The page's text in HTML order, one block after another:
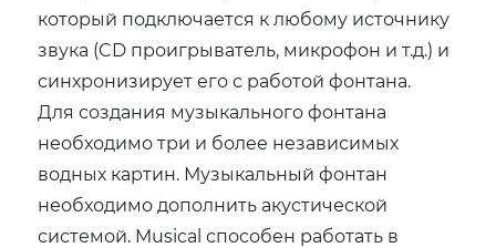
который подключается к любому источнику
звука (CD проигрыватель, микрофон и т.д.) и
синхронизирует его с работой фонтана.
Для создания музыкального фонтана
необходимо три и более независимых
водных картин. Музыкальный фонтан
необходимо дополнить акустической
системой. Musical способен работать в